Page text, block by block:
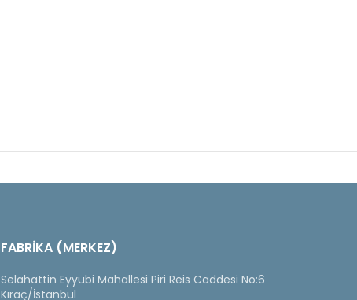
FABRİKA (MERKEZ)
Selahattin Eyyubi Mahallesi Piri Reis Caddesi No:6
Kıraç/İstanbul